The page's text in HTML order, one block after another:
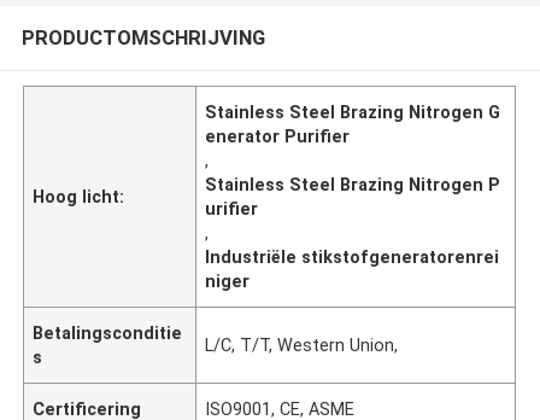
PRODUCTOMSCHRIJVING
Hoog licht:
Stainless Steel Brazing Nitrogen G
enerator Purifier
,
Stainless Steel Brazing Nitrogen P
urifier
,
Industriële stikstofgeneratorenrei
niger
Betalingsconditie
s
L/C, T/T, Western Union,
Certificering ISO9001, CE, ASME